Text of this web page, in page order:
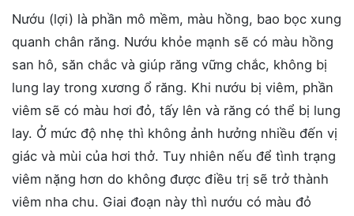
Nướu (lợi) là phần mô mềm, màu hồng, bao bọc xung
quanh chân răng. Nướu khỏe mạnh sẽ có màu hồng
san hô, săn chắc và giúp răng vững chắc, không bị
lung lay trong xương ổ răng. Khi nướu bị viêm, phần
viêm sẽ có màu hơi đỏ, tấy lên và răng có thể bị lung
lay. Ở mức độ nhẹ thì không ảnh hưởng nhiều đến vị
giác và mùi của hơi thở. Tuy nhiên nếu để tình trạng
viêm nặng hơn do không được điều trị sẽ trở thành
viêm nha chu. Giai đoạn này thì nướu có màu đỏ